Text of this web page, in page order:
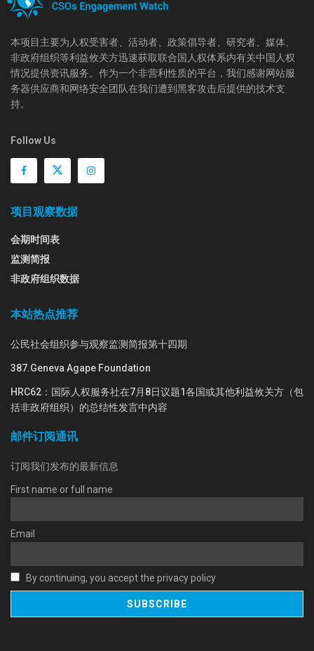
本项目主要为人权受害者、活动者、政策倡导者、研究者、媒体、
非政府组织等利益攸关方迅速获取联合国人权体系内有关中国人权
情况提供资讯服务。作为一个非营利性质的平台，我们感谢网站服
务器供应商和网络安全团队在我们遭到黑客攻击后提供的技术支
持。
Follow Us
项目观察数据
会期时间表
监测简报
非政府组织数据
本站热点推荐
公民社会组织参与观察监测简报第十四期
387.Geneva Agape Foundation
HRC62：国际人权服务社在7月8日议题1各国或其他利益攸关方（包
括非政府组织）的总结性发言中内容
邮件订阅通讯
订阅我们发布的最新信息
First name or full name
Email
By continuing, you accept the privacy policy